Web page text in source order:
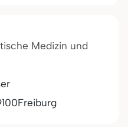
Medizin und
Freiburg